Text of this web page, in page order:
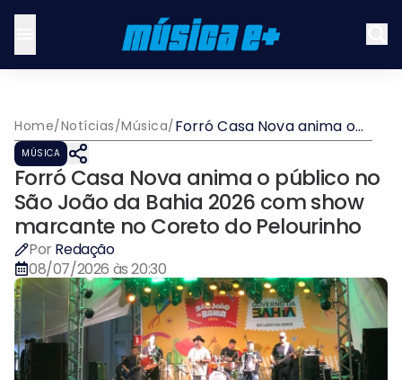
Home/Notícias/Música/Forró Casa Nova anima o
público no São João da
marcante no Coreto do
Pelourinho
MÚSICA
Forró Casa Nova anima o público no
São João da Bahia 2026 com show
marcante no Coreto do Pelourinho
Por Redação
08/07/2026 às 20:30